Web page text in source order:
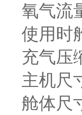
氧气流
使用时
充气压
主机尺
舱体尺